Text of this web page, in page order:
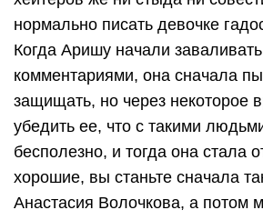
нормально писать девочке
Когда Аришу начали
комментариями, она сначала
защищать, но через некоторое
убедить ее, что с такими
бесполезно, и тогда она стала
хорошие, вы станьте сначала
Анастасия Волочкова, а потом